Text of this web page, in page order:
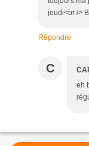
jeudi<br />
Répondre
C
eh